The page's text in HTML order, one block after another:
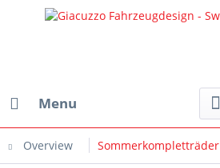
Menu
Overview Sommerkompletträder